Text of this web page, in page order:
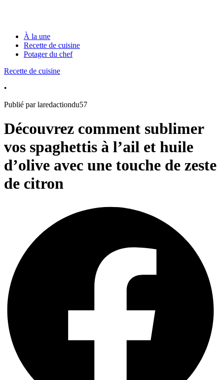
À la une
Recette de cuisine
Potager du chef
Recette de cuisine
•
Publié par laredactiondu57
Découvrez comment sublimer
vos spaghettis à l’ail et huile
d’olive avec une touche de zeste
de citron